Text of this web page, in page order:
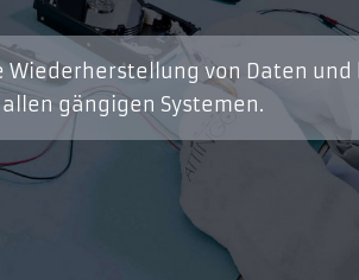
von Daten
gängigen Systemen.